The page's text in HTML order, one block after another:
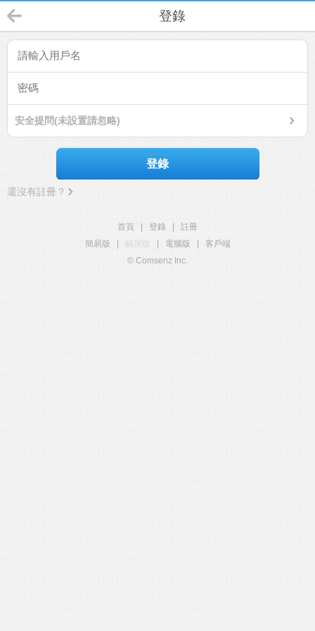
登錄
安全提問(未設置請忽略)
登錄
還沒有註冊？
首頁 登錄
註冊
簡易版
觸屏版 電腦版
客戶端
© Comsenz Inc.